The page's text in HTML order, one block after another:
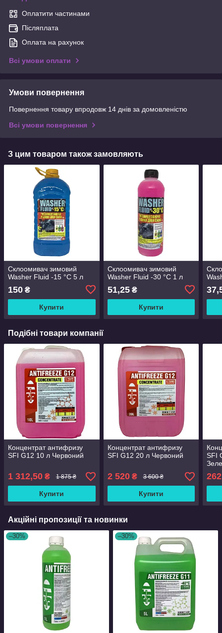
Оплатити частинами
Післяплата
Оплата на рахунок
Всі умови оплати
Умови повернення
Повернення товару впродовж 14 днів за домовленістю
Всі умови повернення
З цим товаром також замовляють
Склоомивач зимовий
Washer Fluid -15 °C 5 л
150 ₴
Купити
Склоомивач зимовий
Washer Fluid -30 °C 1 л
51,25₴
Купити
Подібні товари компанії
Концентрат антифризу
SFI G12 10 л Червоний
1 312,50 ₴ 1 875 ₴
Купити
Концентрат антифризу
SFI G12 20 л Червоний
2 520₴ 3 600 ₴
Купити
SFI
Акційні пропозиції та новинки
–30% –30%